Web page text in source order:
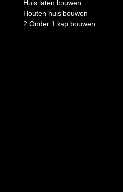
Huis laten bouwen
Houten huis bouwen
2 Onder 1 kap bouwen